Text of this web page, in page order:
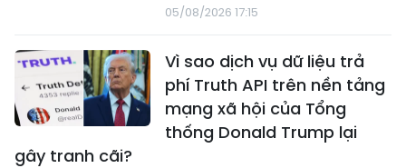
05/08/2026 17:15
Vì sao dịch vụ dữ liệu trả
phí Truth API trên nền tảng
mạng xã hội của Tổng
thống Donald Trump lại
gây tranh cãi?